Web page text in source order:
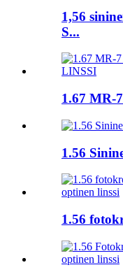
1,56
S...
1.67 MR-
1.56
1.56